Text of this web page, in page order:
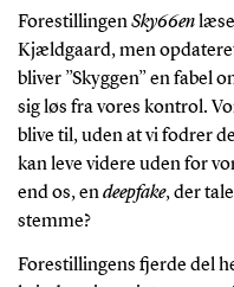
ForestillingenSky66en
Kjældgaard, men
bliver ”Skyggen” en fabel
sig løs fra vores kontrol.
blive til, uden at vi fodrer
kan leve videre uden for
end os, endeepfake, der
stemme?
Forestillingens fjerde del